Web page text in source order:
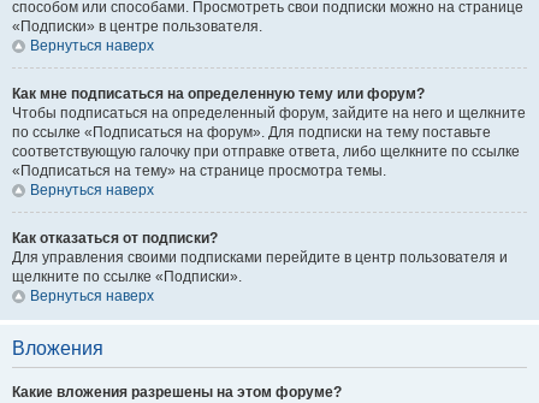
способом или способами. Просмотреть свои подписки можно на странице
«Подписки» в центре пользователя.
Вернуться наверх
Как мне подписаться на определенную тему или форум?
Чтобы подписаться на определенный форум, зайдите на него и щелкните
по ссылке «Подписаться на форум». Для подписки на тему поставьте
соответствующую галочку при отправке ответа, либо щелкните по ссылке
«Подписаться на тему» на странице просмотра темы.
Вернуться наверх
Как отказаться от подписки?
Для управления своими подписками перейдите в центр пользователя и
щелкните по ссылке «Подписки».
Вернуться наверх
Вложения
Какие вложения разрешены на этом форуме?